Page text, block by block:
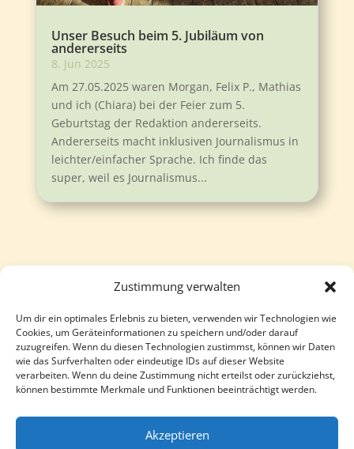
Zustimmung verwalten
Um dir ein optimales Erlebnis zu bieten, verwenden wir Technologien wie
Cookies, um Geräteinformationen zu speichern und/oder darauf
zuzugreifen. Wenn du diesen Technologien zustimmst, können wir Daten
wie das Surfverhalten oder eindeutige IDs auf dieser Website
verarbeiten. Wenn du deine Zustimmung nicht erteilst oder zurückziehst,
können bestimmte Merkmale und Funktionen beeinträchtigt werden.
Akzeptieren
Unser Besuch beim 5. Jubiläum von
andererseits
8. Jun 2025
Am 27.05.2025 waren Morgan, Felix P., Mathias
und ich (Chiara) bei der Feier zum 5.
Geburtstag der Redaktion andererseits.
Andererseits macht inklusiven Journalismus in
leichter/einfacher Sprache. Ich finde das
super, weil es Journalismus...
Follow Follow